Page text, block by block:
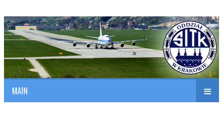
SITK RP Oddział w KRAKOWIE
Polish Association of Engineers & Technicians of Transportation
MAIN